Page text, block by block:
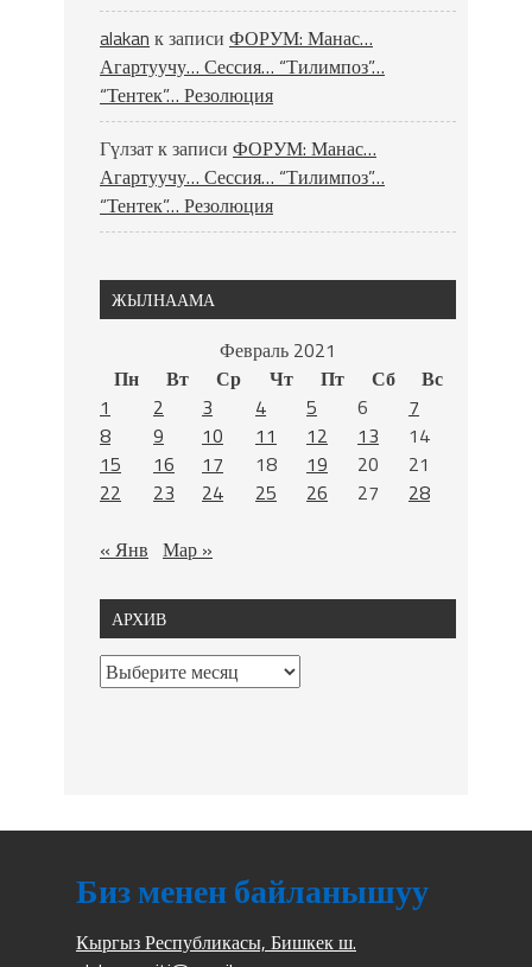
alakan к записи ФОРУМ: Манас…
Агартуучу… Сессия… “Тилимпоз”…
“Тентек”… Резолюция
Гүлзатк записи ФОРУМ: Манас…
Агартуучу… Сессия… “Тилимпоз”…
“Тентек”… Резолюция
ЖЫЛНААМА
Февраль 2021
Пн
Вт Ср Чт Пт Сб
Вс
1
2 3 4 5 6
7
8
9 10 11 12 13
14
15
16 17 18 19 20
21
22
23 24 25 26 27
28
« Янв Мар »
АРХИВ
Биз менен байланышуу
Кыргыз Республикасы, Бишкек ш.